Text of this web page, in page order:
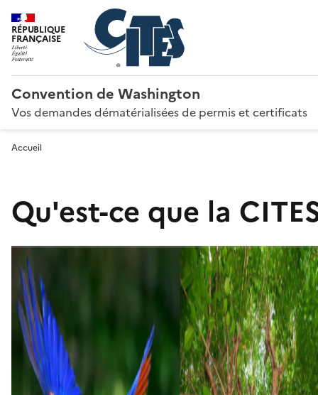
RÉPUBLIQUE
FRANÇAISE
Convention de Washington
Vos demandes dématérialisées de permis et certificats
Accueil
Qu'est-ce que la